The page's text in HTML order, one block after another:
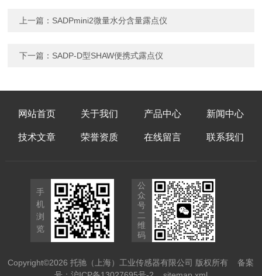
上一篇： SADPmini2微量水分含量露点仪
下一篇： SADP-D型SHAW便携式露点仪
网站首页 关于我们 产品中心 新闻中心
技术文章 荣誉资质 在线留言 联系我们
手
机
浏
览
公
众
号
二
维
码
Copyright©2026 托驰（上海）工业传感器有限公司 版权所有备案